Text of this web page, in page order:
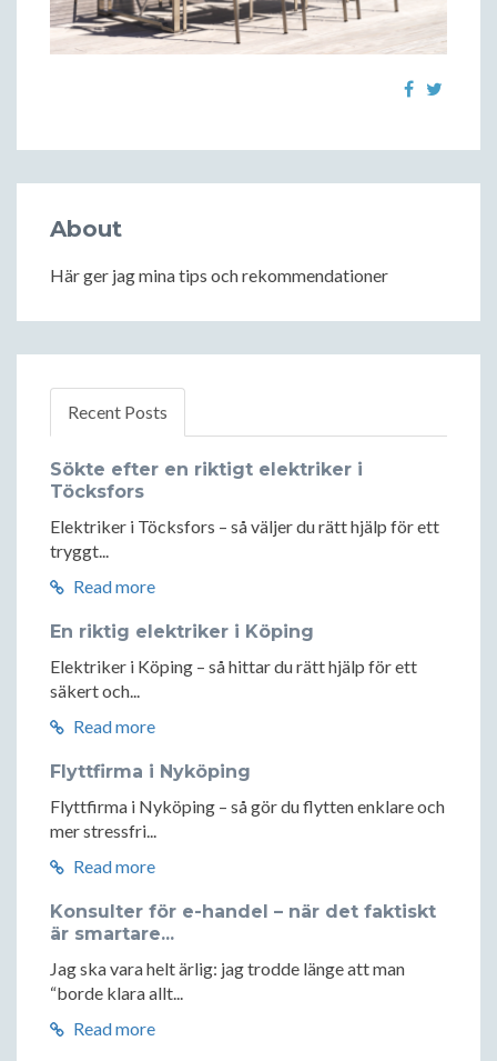
About
Här ger jag mina tips och rekommendationer
Recent Posts
Sökte efter en riktigt elektriker i
Töcksfors
Elektriker i Töcksfors – så väljer du rätt hjälp för ett
tryggt...
Read more
En riktig elektriker i Köping
Elektriker i Köping – så hittar du rätt hjälp för ett
säkert och...
Read more
Flyttfirma i Nyköping
Flyttfirma i Nyköping – så gör du flytten enklare och
mer stressfri...
Read more
Konsulter för e-handel – när det faktiskt
är smartare...
Jag ska vara helt ärlig: jag trodde länge att man
“borde klara allt...
Read more